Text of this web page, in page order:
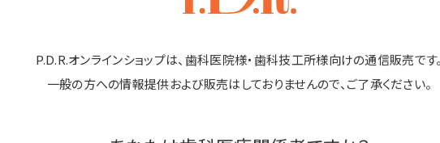
P.D.R.オンラインショップは、歯科医院様・歯科技工所様向けの通信販売です。
一般の方への情報提供および販売はしておりませんので、ご了承ください。
がれやすい場所にもしっかり貼れます。